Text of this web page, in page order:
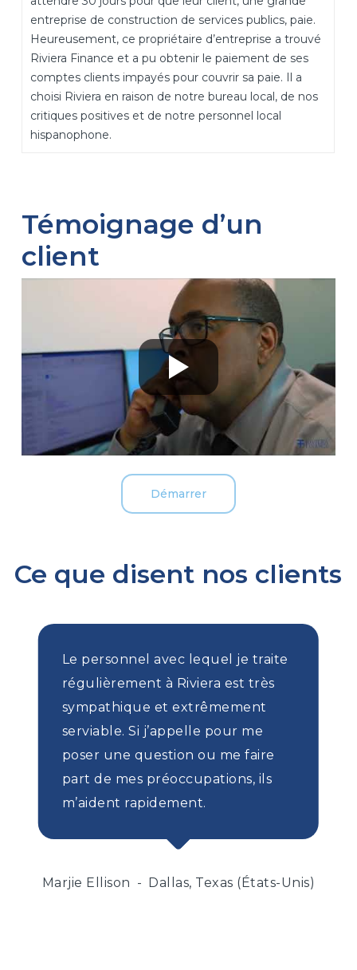
entreprise de construction de services publics, paie.
Heureusement, ce propriétaire d’entreprise a trouvé
Riviera Finance et a pu obtenir le paiement de ses
comptes clients impayés pour couvrir sa paie. Il a
choisi Riviera en raison de notre bureau local, de nos
critiques positives et de notre personnel local
hispanophone.
Témoignage d’un
client
Démarrer
Ce que disent nos clients
Le personnel avec lequel je traite
régulièrement à Riviera est très
sympathique et extrêmement
serviable. Si j’appelle pour me
poser une question ou me faire
part de mes préoccupations, ils
m’aident rapidement.
Marjie Ellison Dallas, Texas (États-Unis)